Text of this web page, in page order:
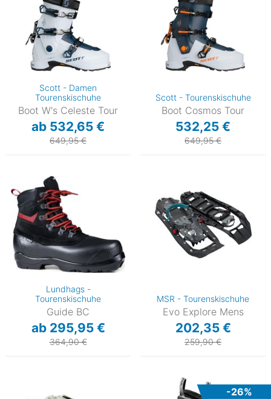
Scott - Damen
Tourenskischuhe
Boot W's Celeste Tour
ab 532,65 €
649,95 €
Scott - Tourenskischuhe
Boot Cosmos Tour
532,25 €
649,95 €
Lundhags -
Tourenskischuhe
Guide BC
ab 295,95 €
364,90 €
MSR - Tourenskischuhe
Evo Explore Mens
202,35 €
259,90 €
-26%